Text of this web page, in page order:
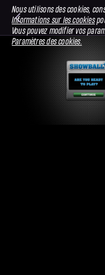
Nous utilisons des cookies,
Informations sur les cookies
Vous pouvez modifier vos
Paramètres des cookies.